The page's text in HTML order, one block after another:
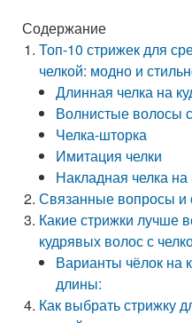
Содержание
Топ-10 стрижек для
челкой: модно и
Длинная челка на
Волнистые волосы
Челка-шторка
Имитация челки
Накладная челка
Связанные вопросы и
Какие стрижки лучше
кудрявых волос с
Варианты чёлок на
длины:
Как выбрать стрижку